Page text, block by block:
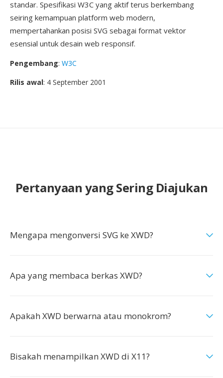
standar. Spesifikasi W3C yang aktif terus berkembang
seiring kemampuan platform web modern,
mempertahankan posisi SVG sebagai format vektor
esensial untuk desain web responsif.
Pengembang: W3C
Rilis awal: 4 September 2001
Pertanyaan yang Sering Diajukan
Mengapa mengonversi SVG ke XWD?
Apa yang membaca berkas XWD?
Apakah XWD berwarna atau monokrom?
Bisakah menampilkan XWD di X11?